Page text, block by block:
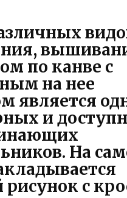
по канве с
на нее
является
и
На
с